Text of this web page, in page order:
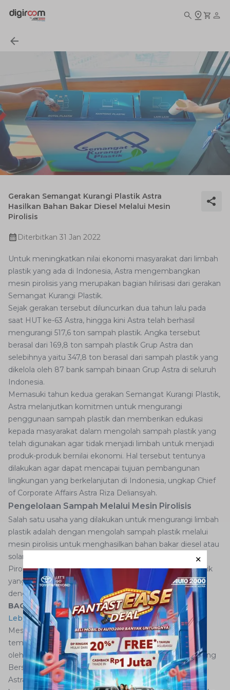
Gerakan Semangat Kurangi Plastik Astra
Hasilkan Bahan Bakar Diesel Melalui Mesin
Pirolisis
Diterbitkan 31 Jan 2022
Untuk meningkatkan nilai ekonomi masyarakat dari limbah
plastik yang ada di Indonesia, Astra mengembangkan
mesin pirolisis yang merupakan bagian hilirisasi dari gerakan
Semangat Kurangi Plastik.
Sejak gerakan tersebut diluncurkan dua tahun lalu pada
saat HUT ke-63 Astra, hingga kini Astra telah berhasil
mengurangi 517,6 ton sampah plastik. Angka tersebut
berasal dari 169,8 ton sampah plastik Grup Astra dan
selebihnya yaitu 347,8 ton berasal dari sampah plastik yang
dikelola oleh 87 bank sampah binaan Grup Astra di seluruh
Indonesia.
Memasuki tahun kedua gerakan Semangat Kurangi Plastik,
Astra melanjutkan komitmen untuk mengurangi
penggunaan sampah plastik dan memberikan edukasi
kepada masyarakat dalam mengolah sampah plastik yang
telah digunakan agar tidak menjadi limbah untuk menjadi
produk-produk bernilai ekonomi. Hal tersebut tentunya
dilakukan agar dapat mencapai tujuan pembangunan
lingkungan yang berkelanjutan di Indonesia, ungkap Chief
of Corporate Affairs Astra Riza Deliansyah.
Pengelolaan Sampah Melalui Mesin Pirolisis
Salah satu usaha yang dilakukan untuk mengurangi limbah
plastik adalah dengan mengolah sampah plastik melalui
mesin pirolisis untuk menghasilkan bahan bakar diesel atau
solar.
Pirolisis merupakan proses dekomposisi senyawa organik
yang terdapat dalam plastik melalui proses pemanasan
dengan sedikit atau tanpa melibatkan oksigen.
BACA JUGA:New Fortuner Hadir dengan Mesin Baru
Lebih Bertenaga, 2.755 cc Turbo Diesel!
Mesin pirolisis tidak memerlukan listrik yang besar dan
tempat yang luas. Sehingga mesin ini dapat digunakan
oleh masyarakat pada umumnya, seperti warga Kampung
Berseri Astra (KBA).
Astra telah melakukan pembinaan mesin pirolisis di 3